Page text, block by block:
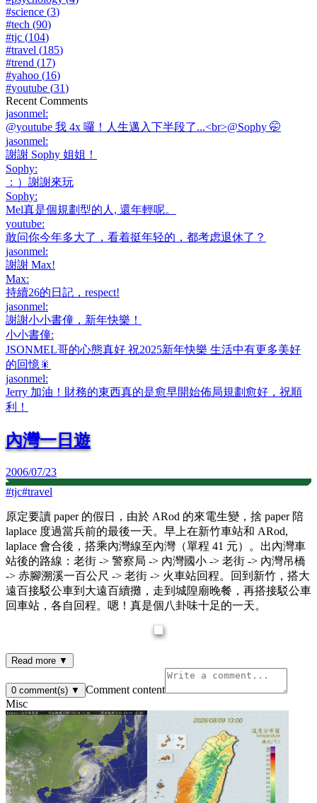
#science (3)
#tech (90)
#tjc (104)
#travel (185)
#trend (17)
#yahoo (16)
#youtube (31)
Recent Comments
jasonmel:
@youtube 我 4x 囉！人生邁入下半段了...<br>@Sophy 🤭
jasonmel:
謝謝 Sophy 姐姐！
Sophy:
：）謝謝來玩
Sophy:
Mel真是個規劃型的人, 還年輕呢。
youtube:
敢问你今年多大了，看着挺年轻的，都考虑退休了？
jasonmel:
謝謝 Max!
Max:
持續26的日記，respect!
jasonmel:
謝謝小小書僮，新年快樂！
小小書僮:
JSONMEL哥的心態真好 祝2025新年快樂 生活中有更多美好
的回憶🎇
jasonmel:
Jerry 加油！財務的東西真的是愈早開始佈局規劃愈好，祝順
利！
內灣一日遊
2006/07/23
#tjc#travel
原定要讀 paper 的假日，由於 ARod 的來電生變，捨 paper 陪
laplace 度過當兵前的最後一天。早上在新竹車站和 ARod,
laplace 會合後，搭乘內灣線至內灣（單程 41 元）。出內灣車
站後的路線：老街 -> 警察局 -> 內灣國小 -> 老街 -> 內灣吊橋
-> 赤腳溯溪一百公尺 -> 老街 -> 火車站回程。回到新竹，搭大
遠百接駁公車到大遠百續攤，走到城隍廟晚餐，再搭接駁公車
回車站，各自回程。嗯！真是個八卦味十足的一天。
Read more ▼
0 comment(s) ▼
Comment content
Misc